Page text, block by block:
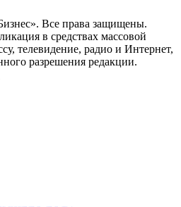
Все права защищены.
в средствах массовой
телевидение, радио и Интернет,
разрешения редакции.